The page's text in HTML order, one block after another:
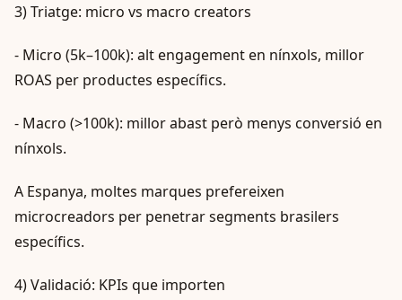
3) Triatge: micro vs macro creators
- Micro (5k–100k): alt engagement en nínxols, millor
ROAS per productes específics.
- Macro (>100k): millor abast però menys conversió en
nínxols.
A Espanya, moltes marques prefereixen
microcreadors per penetrar segments brasilers
específics.
4) Validació: KPIs que importen